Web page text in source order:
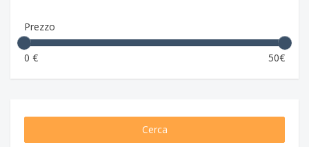
Prezzo
0 € 50€
Cerca